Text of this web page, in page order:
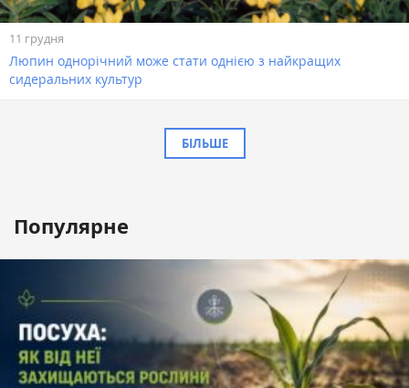
11 грудня
Люпин однорічний може стати однією з найкращих
сидеральних культур
БІЛЬШЕ
Популярне